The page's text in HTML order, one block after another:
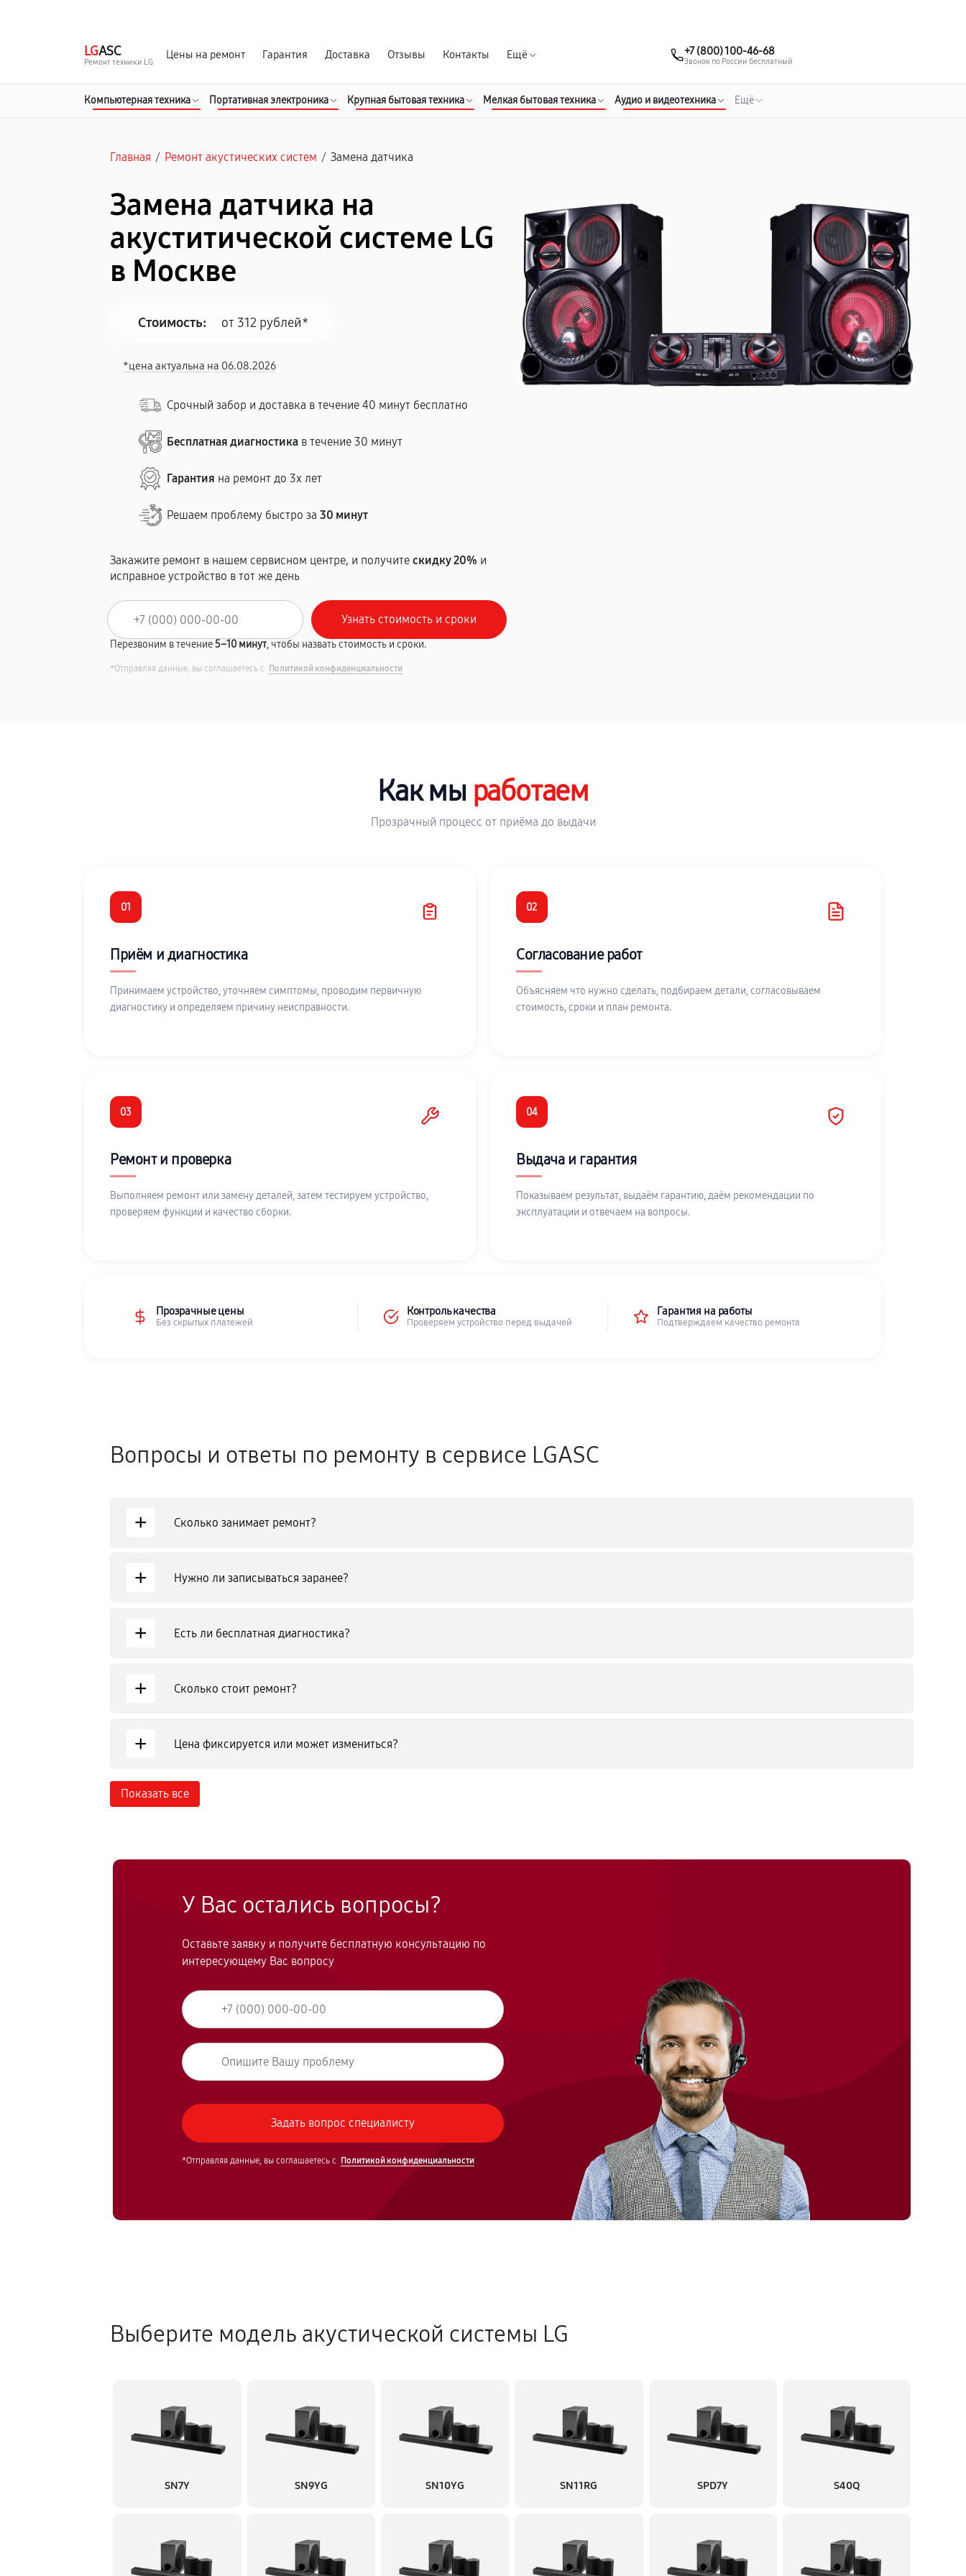
LGASC
Ремонт техники LG
Цены на ремонт Гарантия Доставка Отзывы Контакты Ещё +7 (800) 100-46-68
Звонок по России бесплатный
Компьютерная техника Портативная электроника Крупная бытовая техника Мелкая бытовая техника Аудио и видеотехника Ещё
Главная / Ремонт акустических систем / Замена датчика
Замена датчика на
акуститической системе LG
в Москве
Стоимость: от 312 рублей*
*цена актуальна на 06.08.2026
Срочный забор и доставка в течение 40 минут бесплатно
Бесплатная диагностика в течение 30 минут
Гарантия на ремонт до 3х лет
Решаем проблему быстро за30 минут
Закажите ремонт в нашем сервисном центре, и получитескидку 20% и
исправное устройство в тот же день
Перезвоним в течение5–10 минут, чтобы назвать стоимость и сроки.
*Отправляя данные, вы соглашаетесь с Политикой конфиденциальности
Как мы работаем
Прозрачный процесс от приёма до выдачи
01
Приём и диагностика
Принимаем устройство, уточняем симптомы, проводим первичную
диагностику и определяем причину неисправности.
02
Согласование работ
Объясняем что нужно сделать, подбираем детали, согласовываем
стоимость, сроки и план ремонта.
03
Ремонт и проверка
Выполняем ремонт или замену деталей, затем тестируем устройство,
проверяем функции и качество сборки.
04
Выдача и гарантия
Показываем результат, выдаём гарантию, даём рекомендации по
эксплуатации и отвечаем на вопросы.
Прозрачные цены
Без скрытых платежей
Контроль качества
Проверяем устройство перед выдачей
Гарантия на работы
Подтверждаем качество ремонта
Вопросы и ответы по ремонту в сервисе LGASC
+ Сколько занимает ремонт?
+ Нужно ли записываться заранее?
+ Есть ли бесплатная диагностика?
+ Сколько стоит ремонт?
+ Цена фиксируется или может измениться?
Показать все
У Вас остались вопросы?
Оставьте заявку и получите бесплатную консультацию по
интересующему Вас вопросу
*Отправляя данные, вы соглашаетесь с Политикой конфиденциальности
Выберите модель акустической системы LG
SN7Y SN9YG SN10YG SN11RG SPD7Y S40Q